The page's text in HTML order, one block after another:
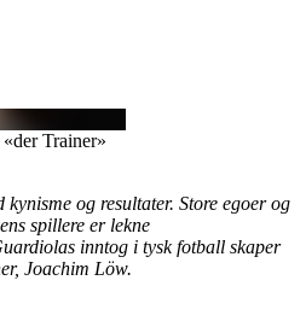
Trainer»
og resultater. Store egoer og
spillere er lekne
inntog i tysk fotball skaper
Joachim Löw.